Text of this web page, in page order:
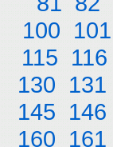
100 101
115 116
130 131
145 146
160 161